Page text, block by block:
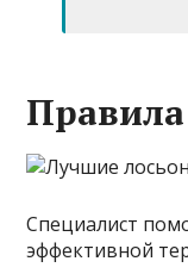
Специалист
эффективной